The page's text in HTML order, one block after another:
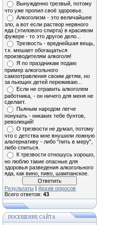
Вынужденно трезвый, потому
что уже пропил своё здоровье.
Алкоголизм - это величайшее
зло, а вот если раствор нервного
яда (этилового спирта) в красивом
фужере - то это другое дело...
Трезвость - вреднейшая вещь,
т.к. мешает обогащаться
производителям алкоголя!
Я по праздникам подаю
пример алкогольного
самоотравления своим детям, но
за пьющих детей переживаю...
Если не отравить алкоголем
работника, - он ничего для меня не
сделает.
Пьяным народом легче
понукать - никаких тебе бунтов,
революций!
О трезвости не думал, потому
что с детства мне внушили ложную
альтернативу - либо "пить в меру",
либо спиться.
К трезвости отношусь хорошо,
но люблю такие опасные для
здоровья разведения алкогольного
яда, как вино, пиво, шампанское.
Результаты | Архив опросов
Всего ответов: 43
ПОСЕЩЕНИЕ САЙТА